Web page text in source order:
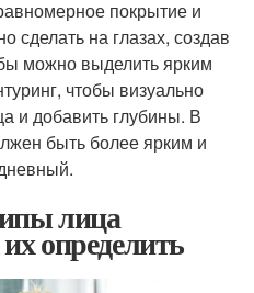
покрытие и
сделать на глазах, создав
можно выделить ярким
чтобы визуально
и добавить глубины. В
быть более ярким и
лица
определить